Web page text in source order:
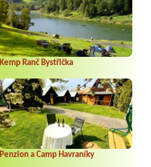
Kemp Ranč Bystřička
Penzion a Camp Havraníky